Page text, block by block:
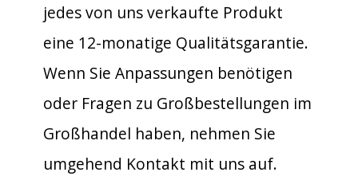
jedes von uns verkaufte Produkt
eine 12-monatige Qualitätsgarantie.
Wenn Sie Anpassungen benötigen
oder Fragen zu Großbestellungen im
Großhandel haben, nehmen Sie
umgehend Kontakt mit uns auf.